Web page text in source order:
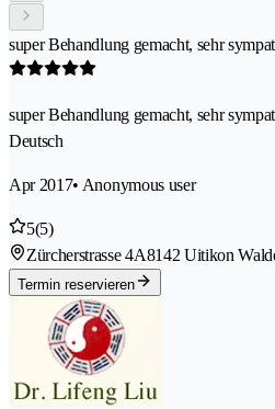
super Behandlung gemacht, sehr
super Behandlung gemacht, sehr
Deutsch
Apr 2017• Anonymous user
5(5)
Zürcherstrasse 4A8142 Uitikon
Termin reservieren